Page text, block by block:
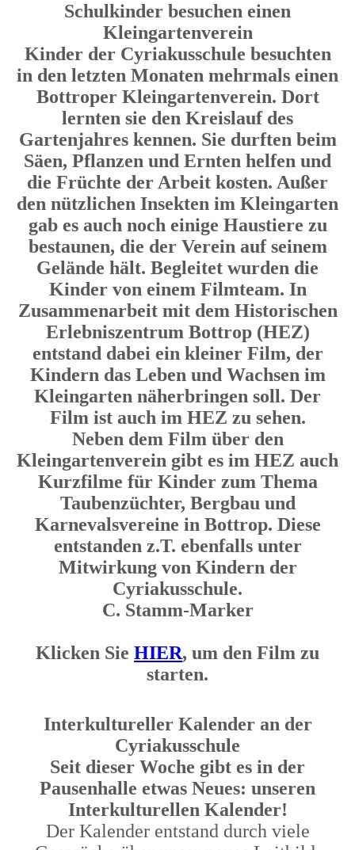
Schulkinder besuchen einen
Kleingartenverein
Kinder der Cyriakusschule besuchten
in den letzten Monaten mehrmals einen
Bottroper Kleingartenverein. Dort
lernten sie den Kreislauf des
Gartenjahres kennen. Sie durften beim
Säen, Pflanzen und Ernten helfen und
die Früchte der Arbeit kosten. Außer
den nützlichen Insekten im Kleingarten
gab es auch noch einige Haustiere zu
bestaunen, die der Verein auf seinem
Gelände hält. Begleitet wurden die
Kinder von einem Filmteam. In
Zusammenarbeit mit dem Historischen
Erlebniszentrum Bottrop (HEZ)
entstand dabei ein kleiner Film, der
Kindern das Leben und Wachsen im
Kleingarten näherbringen soll. Der
Film ist auch im HEZ zu sehen.
Neben dem Film über den
Kleingartenverein gibt es im HEZ auch
Kurzfilme für Kinder zum Thema
Taubenzüchter, Bergbau und
Karnevalsvereine in Bottrop. Diese
entstanden z.T. ebenfalls unter
Mitwirkung von Kindern der
Cyriakusschule.
C. Stamm-Marker
Klicken Sie HIER, um den Film zu
starten.
Interkultureller Kalender an der
Cyriakusschule
Seit dieser Woche gibt es in der
Pausenhalle etwas Neues: unseren
Interkulturellen Kalender!
Der Kalender entstand durch viele